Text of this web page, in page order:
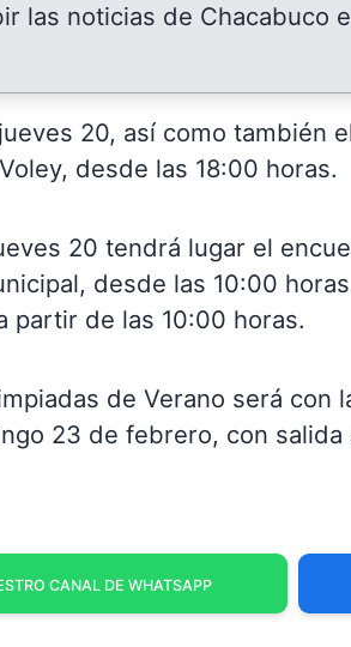
las noticias de Chacabuco
20, así como también
desde las 18:00 horas.
20 tendrá lugar el
desde las 10:00
partir de las 10:00 horas.
de Verano será con
23 de febrero, con
CANAL DE WHATSAPP